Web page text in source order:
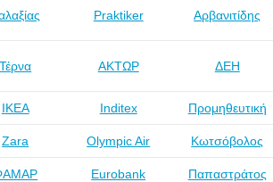
Praktiker Αρβανιτίδης
Τέρνα ΑΚΤΩΡ ΔΕΗ
IKEA Inditex Προμηθευτική
Zara Olympic Air Κωτσόβολος
Eurobank Παπαστράτος